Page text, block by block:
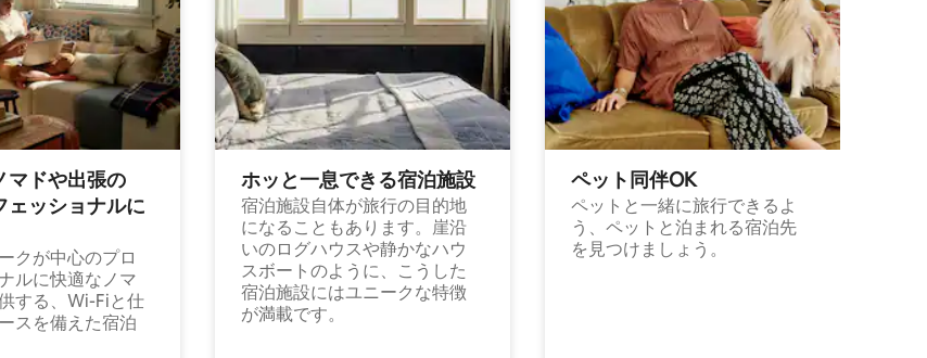
マドや出⁠張⁠の
ェ⁠ッ⁠シ⁠ョ⁠ナ⁠ル⁠に
クが中心のプロ
ルに快適なノマ
する、Wi-Fiと仕
スを備えた宿泊
ホッと一⁠息⁠で⁠き⁠る宿⁠泊施⁠設
宿泊施設自体が旅行の目的地
になることもあります。崖沿
いのログハウスや静かなハウ
スボートのように、こうした
宿泊施設にはユニークな特徴
が満載です。
ペット同⁠伴OK
ペットと一緒に旅行できるよ
う、ペットと泊まれる宿泊先
を見つけましょう。